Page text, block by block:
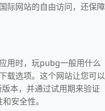
际网站的自由访问，还保障
用时，玩pubg一般用什么
载选项。这个网站让您可以
本，并通过试用期来验证
安全性。